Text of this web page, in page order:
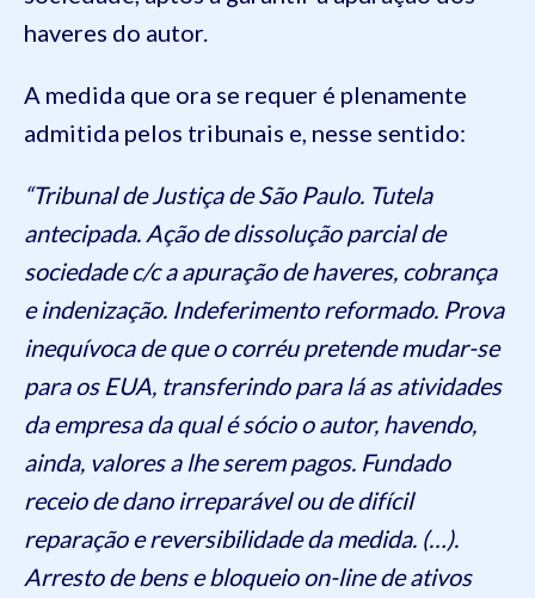
haveres do autor.
A medida que ora se requer é plenamente
admitida pelos tribunais e, nesse sentido:
“Tribunal de Justiça de São Paulo. Tutela
antecipada. Ação de dissolução parcial de
sociedade c/c a apuração de haveres, cobrança
e indenização. Indeferimento reformado. Prova
inequívoca de que o corréu pretende mudar-se
para os EUA, transferindo para lá as atividades
da empresa da qual é sócio o autor, havendo,
ainda, valores a lhe serem pagos. Fundado
receio de dano irreparável ou de difícil
reparação e reversibilidade da medida. (…).
Arresto de bens e bloqueio on-line de ativos